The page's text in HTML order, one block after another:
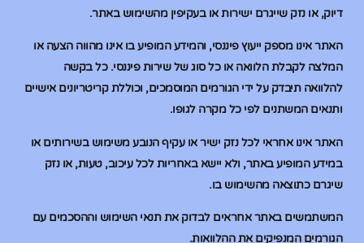
דיוק, או נזק שייגרם ישירות או בעקיפין מהשימוש באתר.
האתר אינו מספק ייעוץ פיננסי, והמידע המופיע בו אינו מהווה הצעה או
המלצה לקבלת הלוואה או כל סוג של שירות פיננסי. כל בקשה
להלוואה תיבדק על ידי הגורמים המוסמכים, וכוללת קריטריונים אישיים
ותנאים המשתנים לפי כל מקרה לגופו.
האתר אינו אחראי לכל נזק ישיר או עקיף הנובע משימוש בשירותים או
במידע המופיע באתר, ולא יישא באחריות לכל עיכוב, טעות, או נזק
שיגרם כתוצאה מהשימוש בו.
המשתמשים באתר אחראים לבדוק את תנאי השימוש וההסכמים עם
הגורמים המנפיקים את ההלוואות.